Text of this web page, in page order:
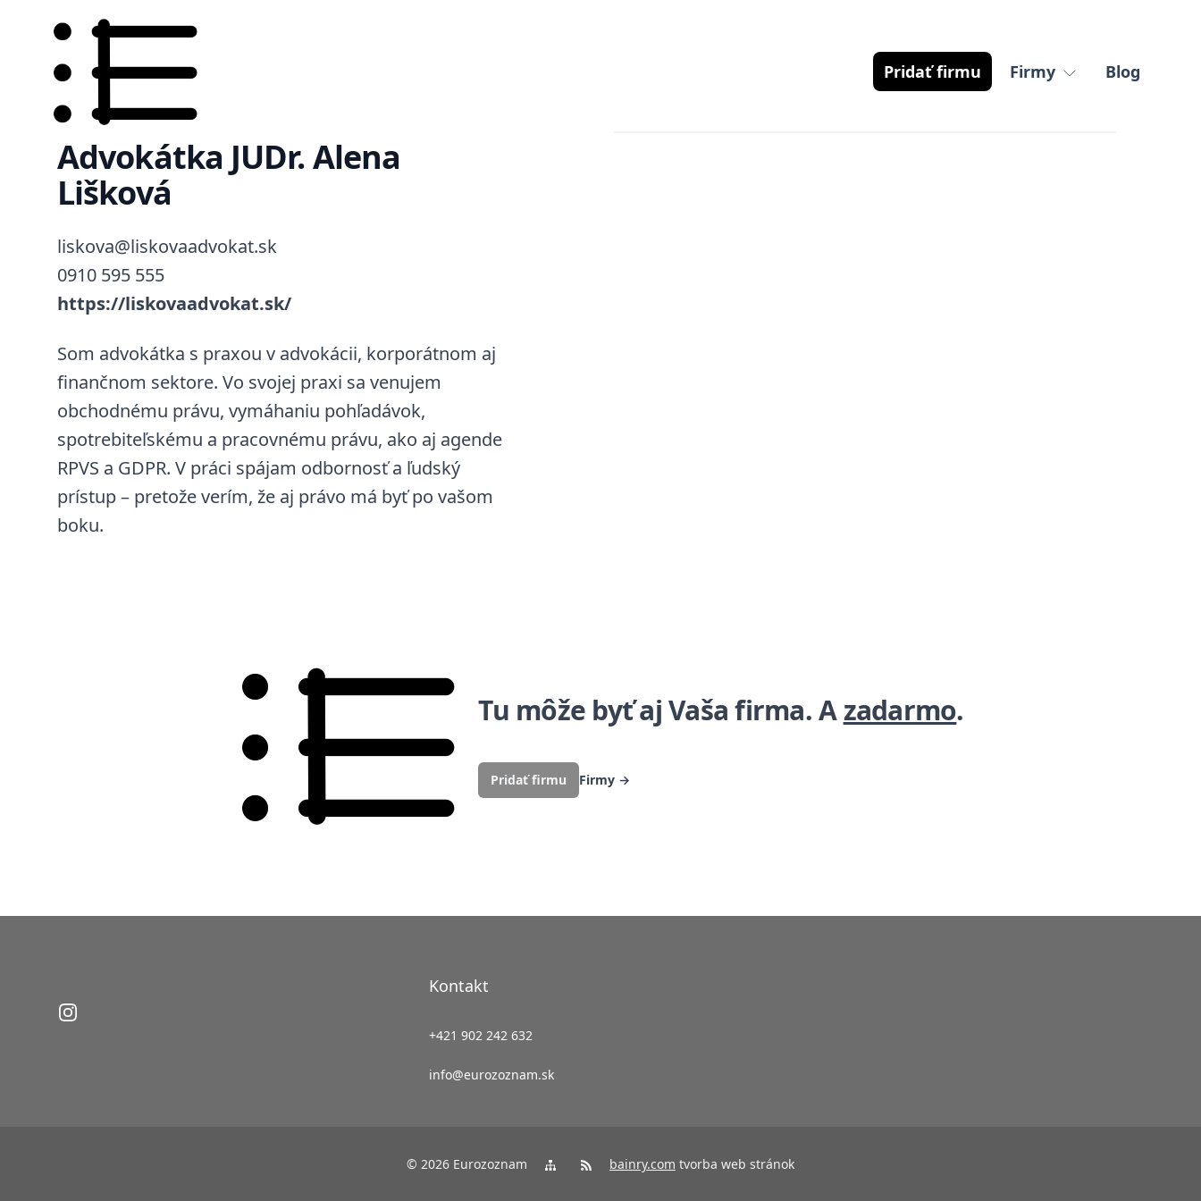
Pridať firmu Firmy Blog
Advokátka JUDr. Alena
Lišková
liskova@liskovaadvokat.sk
0910 595 555
https://liskovaadvokat.sk/
Som advokátka s praxou v advokácii, korporátnom aj
finančnom sektore. Vo svojej praxi sa venujem
obchodnému právu, vymáhaniu pohľadávok,
spotrebiteľskému a pracovnému právu, ako aj agende
RPVS a GDPR. V práci spájam odbornosť a ľudský
prístup – pretože verím, že aj právo má byť po vašom
boku.
Tu môže byť aj Vaša firma. Azadarmo.
Pridať firmu Firmy →
Kontakt
+421 902 242 632
info@eurozoznam.sk
© 2026 Eurozoznam bainry.com tvorba web stránok